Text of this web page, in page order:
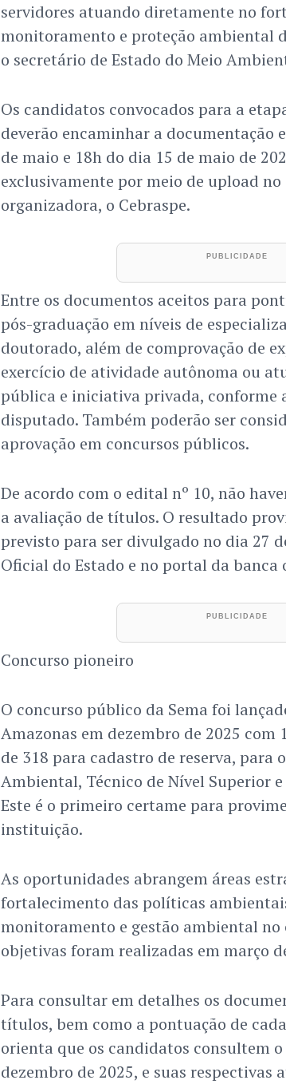
servidores atuando diretamente no
monitoramento e proteção ambiental
o secretário de Estado do Meio
Os candidatos convocados para a
deverão encaminhar a documentação
de maio e 18h do dia 15 de maio de
exclusivamente por meio de upload
organizadora, o Cebraspe.
Entre os documentos aceitos para
pós-graduação em níveis de
doutorado, além de comprovação de
exercício de atividade autônoma ou
pública e iniciativa privada, conforme
disputado. Também poderão ser
aprovação em concursos públicos.
De acordo com o edital nº 10, não
a avaliação de títulos. O resultado
previsto para ser divulgado no dia 27
Oficial do Estado e no portal da banca
Concurso pioneiro
O concurso público da Sema foi
Amazonas em dezembro de 2025 com
de 318 para cadastro de reserva, para
Ambiental, Técnico de Nível Superior
Este é o primeiro certame para
instituição.
As oportunidades abrangem áreas
fortalecimento das políticas
monitoramento e gestão ambiental no
objetivas foram realizadas em março
Para consultar em detalhes os
títulos, bem como a pontuação de
orienta que os candidatos consultem o
dezembro de 2025, e suas respectivas